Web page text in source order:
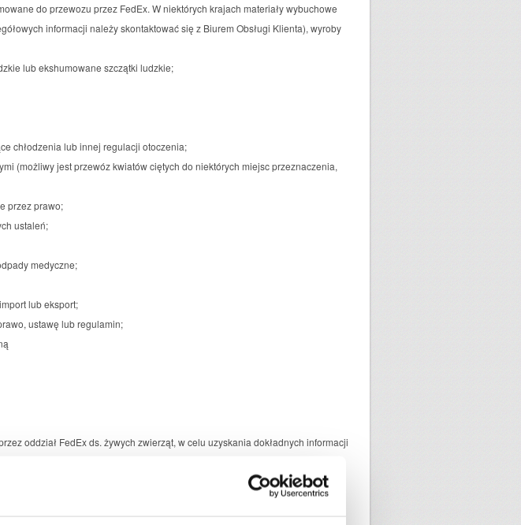
do przewozu przez FedEx. W niektórych krajach materiały wybuchowe
informacji należy skontaktować się z Biurem Obsługi Klienta), wyroby
lub ekshumowane szczątki ludzkie;
chłodzenia lub innej regulacji otoczenia;
(możliwy jest przewóz kwiatów ciętych do niektórych miejsc przeznaczenia,
przez prawo;
ustaleń;
medyczne;
lub eksport;
ustawę lub regulamin;
oddział FedEx ds. żywych zwierząt, w celu uzyskania dokładnych informacji
personel lub inne przesyłki